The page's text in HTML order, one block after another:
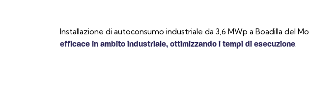
Installazione di autoconsumo industriale da 3,6 MWp a Boadilla del
efficace in ambito industriale, ottimizzando i tempi di esecuzione